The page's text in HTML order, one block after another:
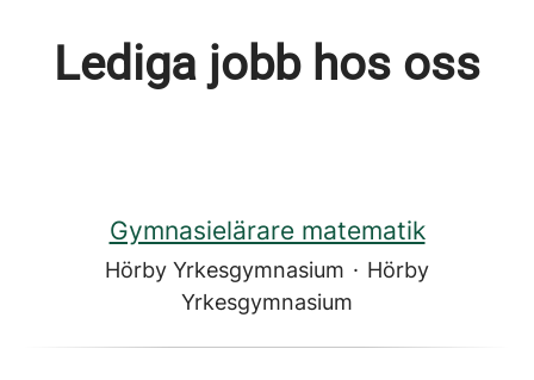
Lediga jobb hos oss
Gymnasielärare matematik
Hörby Yrkesgymnasium · Hörby
Yrkesgymnasium